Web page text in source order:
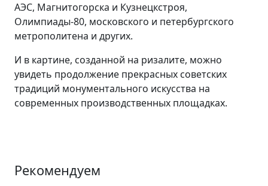
АЭС, Магнитогорска и Кузнецкстроя,
Олимпиады-80, московского и петербургского
метрополитена и других.
И в картине, созданной на ризалите, можно
увидеть продолжение прекрасных советских
традиций монументального искусства на
современных производственных площадках.
Рекомендуем